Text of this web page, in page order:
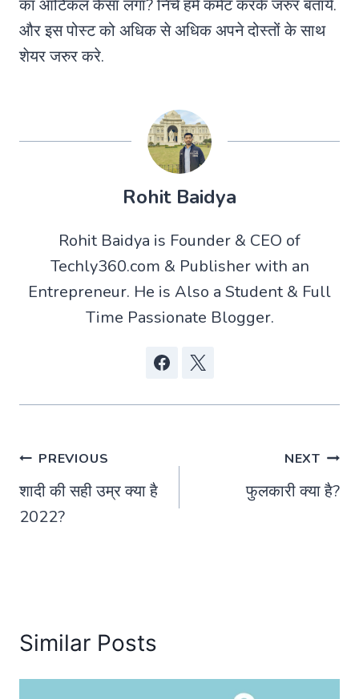
का आर्टिकल कैसा लगा? निचे हमे कमेंट करके जरुर बताये.
और इस पोस्ट को अधिक से अधिक अपने दोस्तों के साथ
शेयर जरुर करे.
Rohit Baidya
Rohit Baidya is Founder & CEO of
Techly360.com & Publisher with an
Entrepreneur. He is Also a Student & Full
Time Passionate Blogger.
Post
navigation
PREVIOUS
शादी की सही उम्र क्या है
2022?
NEXT
फुलकारी क्या है?
Similar Posts